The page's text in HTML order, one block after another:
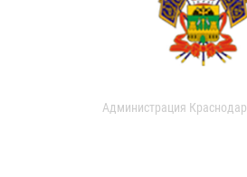
Администрация